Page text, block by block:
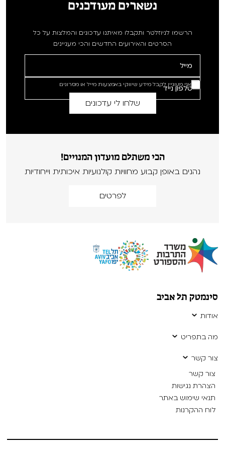
נשארים מעודכנים
הרשמו לניוזלטר ותקבלו מאיתנו עדכונים והמלצות על כל
הסרטים והאירועים החדשים והכי מעניינים
אני מעוניין לקבל מידע שיווקי באמצעות מייל או מסרונים
הכי משתלם מועדון המנויים!
נהנים באופן קבוע מחוויות קולנועיות איכותית וייחודיות
לפרטים
סינמטק תל אביב
אודות
מה בתפריט
צור קשר
צור קשר
הצהרת נגישות
תנאי שימוש באתר
לוח ההקרנות